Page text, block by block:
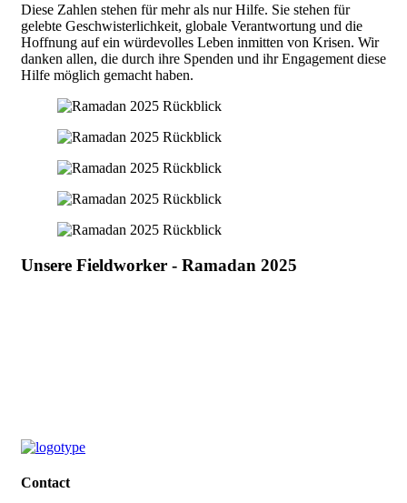
Diese Zahlen stehen für mehr als nur Hilfe. Sie stehen für
gelebte Geschwisterlichkeit, globale Verantwortung und die
Hoffnung auf ein würdevolles Leben inmitten von Krisen. Wir
danken allen, die durch ihre Spenden und ihr Engagement diese
Hilfe möglich gemacht haben.
Unsere Fieldworker - Ramadan 2025
Contact